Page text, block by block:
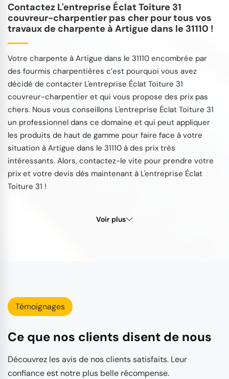
Contactez L'entreprise Éclat Toiture 31
couvreur-charpentier pas cher pour tous vos
travaux de charpente à Artigue dans le 31110 !
Votre charpente à Artigue dans le 31110 encombrée par
des fourmis charpentières c’est pourquoi vous avez
décidé de contacter L'entreprise Éclat Toiture 31
couvreur-charpentier et qui vous propose des prix pas
chers. Nous vous conseillons L'entreprise Éclat Toiture 31
un professionnel dans ce domaine et qui peut appliquer
les produits de haut de gamme pour faire face à votre
situation à Artigue dans le 31110 à des prix très
intéressants. Alors, contactez-le vite pour prendre votre
prix et votre devis dès maintenant à L'entreprise Éclat
Toiture 31 !
Voir plus
Témoignages
Ce que nos clients disent de nous
Découvrez les avis de nos clients satisfaits. Leur
confiance est notre plus belle récompense.